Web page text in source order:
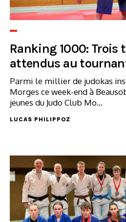
Ranking 1000: Trois
attendus au
Parmi le millier de judokas
Morges ce week-end à
jeunes du Judo Club Mo...
LUCAS PHILIPPOZ